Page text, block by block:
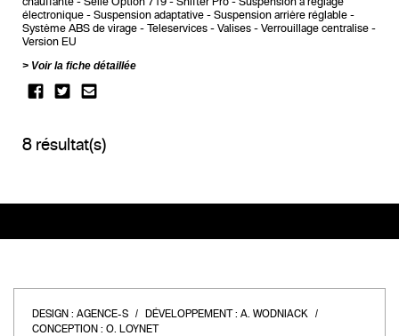
électronique
Suspension adaptative
Suspension arrière réglable
Système ABS de virage
Teleservices Valises
Verrouillage centralise
Version EU
Voir la fiche détaillée
8 résultat(s)
DESIGN : AGENCE-S DÉVELOPPEMENT : A. WODNIACK
CONCEPTION : O. LOYNET